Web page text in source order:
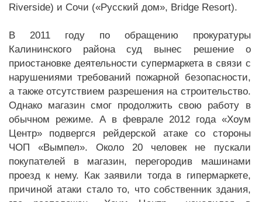
Riverside) и Сочи («Русский дом», Bridge Resort).
В 2011 году по обращению прокуратуры
Калининского района суд вынес решение о
приостановке деятельности супермаркета в связи с
нарушениями требований пожарной безопасности,
а также отсутствием разрешения на строительство.
Однако магазин смог продолжить свою работу в
обычном режиме. А в феврале 2012 года «Хоум
Центр» подвергся рейдерской атаке со стороны
ЧОП «Вымпел». Около 20 человек не пускали
покупателей в магазин, перегородив машинами
проезд к нему. Как заявили тогда в гипермаркете,
причиной атаки стало то, что собственник здания,